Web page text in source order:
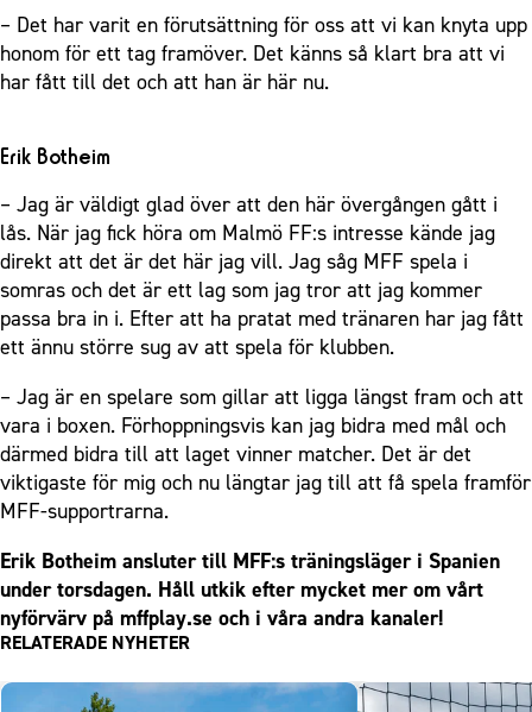
– Det har varit en förutsättning för oss att vi kan knyta upp
honom för ett tag framöver. Det känns så klart bra att vi
har fått till det och att han är här nu.
Erik Botheim
– Jag är väldigt glad över att den här övergången gått i
lås. När jag fick höra om Malmö FF:s intresse kände jag
direkt att det är det här jag vill. Jag såg MFF spela i
somras och det är ett lag som jag tror att jag kommer
passa bra in i. Efter att ha pratat med tränaren har jag fått
ett ännu större sug av att spela för klubben.
– Jag är en spelare som gillar att ligga längst fram och att
vara i boxen. Förhoppningsvis kan jag bidra med mål och
därmed bidra till att laget vinner matcher. Det är det
viktigaste för mig och nu längtar jag till att få spela framför
MFF-supportrarna.
Erik Botheim ansluter till MFF:s träningsläger i Spanien
under torsdagen. Håll utkik efter mycket mer om vårt
nyförvärv på mffplay.se och i våra andra kanaler!
RELATERADE NYHETER